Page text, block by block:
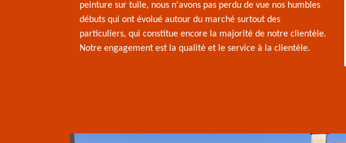
peinture sur tuile, nous n'avons pas perdu de vue nos humbles
débuts qui ont évolué autour du marché surtout des
particuliers, qui constitue encore la majorité de notre clientèle.
Notre engagement est la qualité et le service à la clientèle.